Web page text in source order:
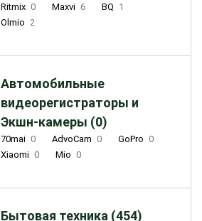
Ritmix 0 Maxvi 6 BQ 1
Olmio 2
Автомобильные
видеорегистраторы и
Экшн-камеры (0)
70mai 0 AdvoCam 0 GoPro 0
Xiaomi 0 Mio 0
Бытовая техника (454)